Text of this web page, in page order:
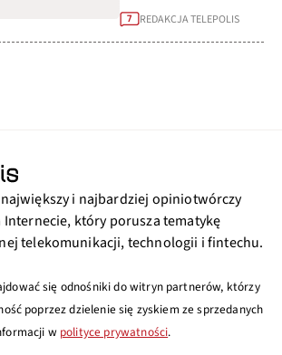
7 REDAKCJA TELEPOLIS
największy i najbardziej opiniotwórczy
który porusza tematykę
telekomunikacji, technologii i fintechu.
się odnośniki do witryn partnerów, którzy
poprzez dzielenie się zyskiem ze sprzedanych
w polityce prywatności.